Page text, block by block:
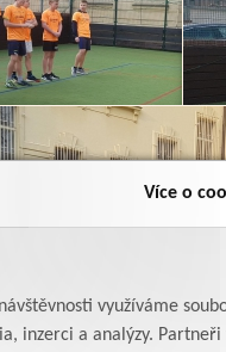
Více o
využíváme
inzerci a analýzy.